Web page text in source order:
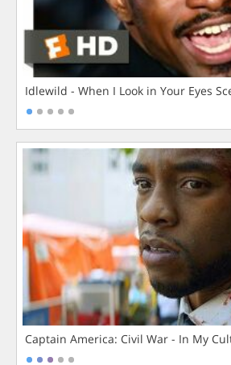
Idlewild - When I Look in Your Eyes
Captain America: Civil War - In My